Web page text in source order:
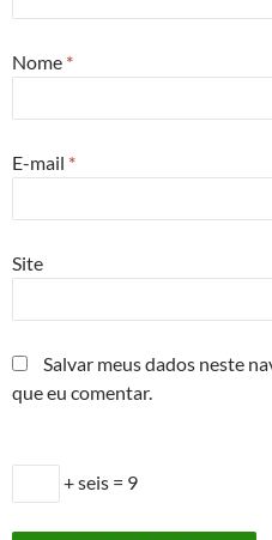
Nome *
E-mail *
Site
Salvar meus dados neste
que eu comentar.
+ seis = 9